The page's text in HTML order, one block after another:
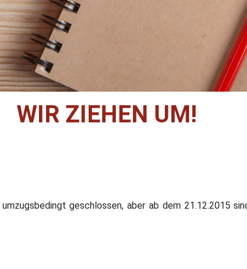
WIR ZIEHEN UM!
geschlossen, aber ab dem 21.12.2015